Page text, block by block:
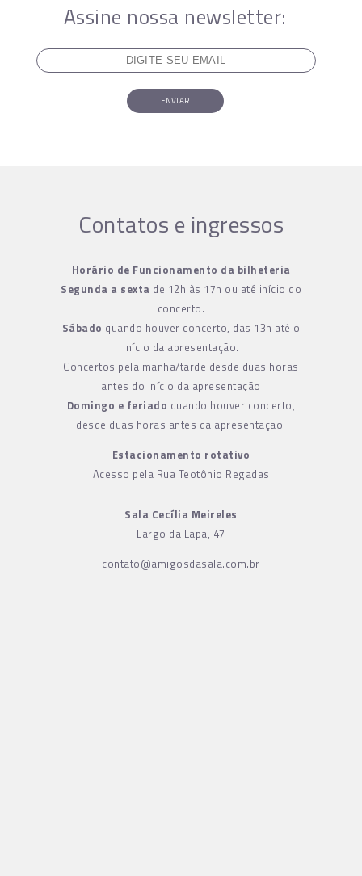
Assine nossa newsletter:
ENVIAR
Contatos e ingressos
Horário de Funcionamento da bilheteria
Segunda a sexta de 12h às 17h ou até início do
concerto.
Sábado quando houver concerto, das 13h até o
início da apresentação.
Concertos pela manhã/tarde desde duas horas
antes do início da apresentação
Domingo e feriado quando houver concerto,
desde duas horas antes da apresentação.
Estacionamento rotativo
Acesso pela Rua Teotônio Regadas
Sala Cecília Meireles
Largo da Lapa, 47
contato@amigosdasala.com.br